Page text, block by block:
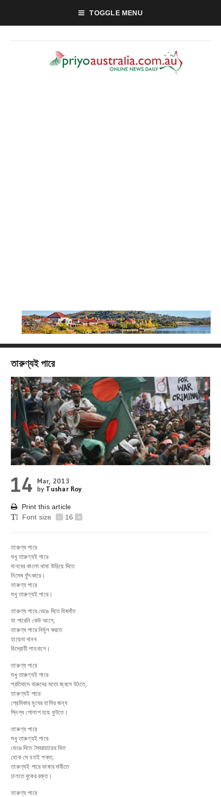
TOGGLE MENU
তারুণ্যই পারে
14
Mar, 2013
by Tushar Roy
Print this article
Font size
- 16 +
তারুণ্য পারে
শুধু তারুণ্যই পারে
দানবের কালো থাবা উড়িয়ে দিতে
নিমেষ ফুঁৎকারে।
তারুণ্য পারে
শুধু তারুণ্যই পারে।
তারুণ্য পারে ভেঙে দিতে বিষদাঁত
যা পারেনি কেউ আগে,
তারুণ্য পারে নির্মূল করতে
হায়েনা দানব
বিদ্রোহী শাহবাগে।
তারুণ্য পারে
শুধু তারুণ্যই পারে
প্রতিবাদে বারুদের মতো জ্বলে উঠতে,
তারুণ্যই পারে
প্রেমিকার মুখের হাসির জন্য
স্নিগ্ধ গোলাপ হয়ে ফুটতে।
তারুণ্য পারে
শুধু তারুণ্যই পারে
ভেঙে দিতে স্বৈরাচারের ভিত
হোক সে যতই শক্ত,
তারুণ্যই পারে ভাষার দাবীতে
ঢালতে বুকের রক্ত।
তারুণ্য পারে